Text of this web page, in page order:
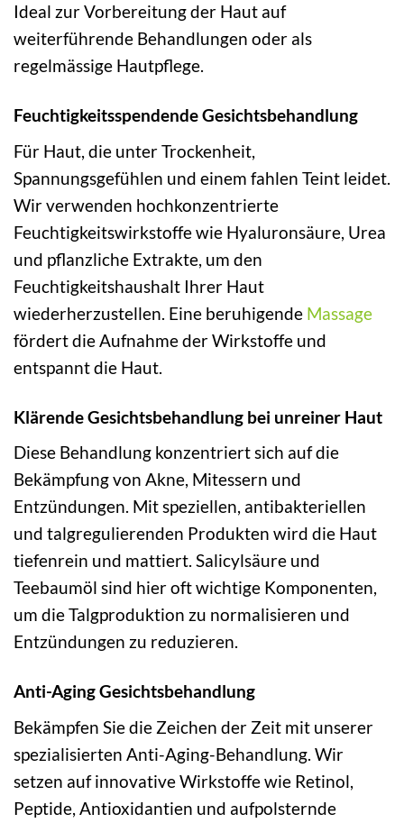
Ideal zur Vorbereitung der Haut auf
weiterführende Behandlungen oder als
regelmässige Hautpflege.
Feuchtigkeitsspendende Gesichtsbehandlung
Für Haut, die unter Trockenheit,
Spannungsgefühlen und einem fahlen Teint leidet.
Wir verwenden hochkonzentrierte
Feuchtigkeitswirkstoffe wie Hyaluronsäure, Urea
und pflanzliche Extrakte, um den
Feuchtigkeitshaushalt Ihrer Haut
wiederherzustellen. Eine beruhigende Massage
fördert die Aufnahme der Wirkstoffe und
entspannt die Haut.
Klärende Gesichtsbehandlung bei unreiner Haut
Diese Behandlung konzentriert sich auf die
Bekämpfung von Akne, Mitessern und
Entzündungen. Mit speziellen, antibakteriellen
und talgregulierenden Produkten wird die Haut
tiefenrein und mattiert. Salicylsäure und
Teebaumöl sind hier oft wichtige Komponenten,
um die Talgproduktion zu normalisieren und
Entzündungen zu reduzieren.
Anti-Aging Gesichtsbehandlung
Bekämpfen Sie die Zeichen der Zeit mit unserer
spezialisierten Anti-Aging-Behandlung. Wir
setzen auf innovative Wirkstoffe wie Retinol,
Peptide, Antioxidantien und aufpolsternde